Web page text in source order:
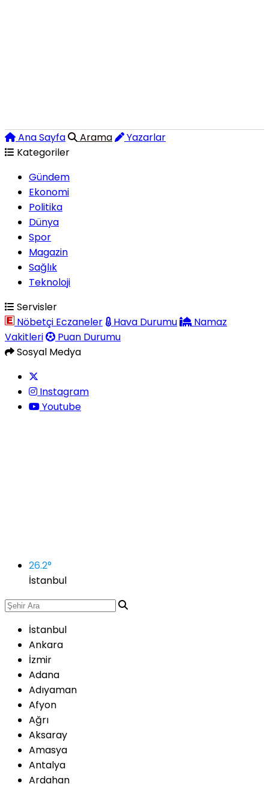
Ana Sayfa Arama
Yazarlar
Kategoriler
Gündem
Ekonomi
Politika
Dünya
Spor
Magazin
Sağlık
Teknoloji
Servisler
Nöbetçi Eczaneler
Hava Durumu
Namaz
Vakitleri
Puan Durumu
Sosyal Medya
Instagram
Youtube
26.2°
İstanbul
İstanbul
Ankara
İzmir
Adana
Adıyaman
Afyon
Ağrı
Aksaray
Amasya
Antalya
Ardahan